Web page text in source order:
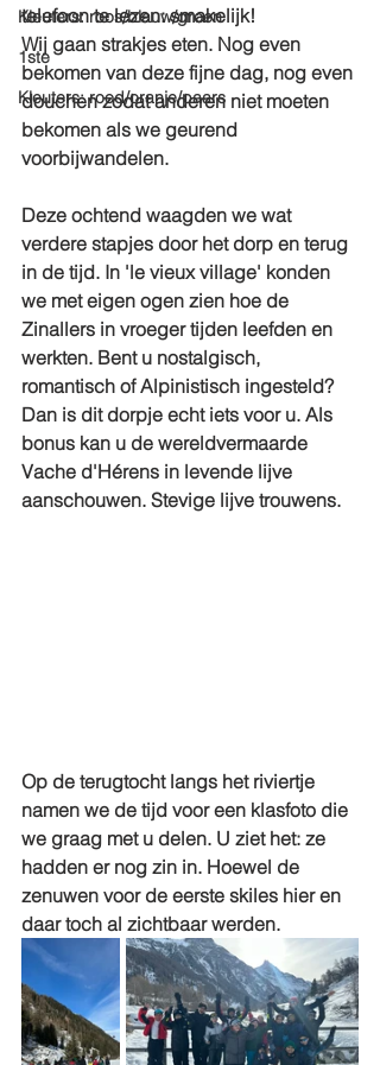
Kleuters: roos/blauw/groen
1ste
Kleuters: rood/oranje/paars
telefoon te lezen: smakelijk!
Wij gaan strakjes eten. Nog even
bekomen van deze fijne dag, nog even
douchen zodat anderen niet moeten
bekomen als we geurend
voorbijwandelen.
Deze ochtend waagden we wat
verdere stapjes door het dorp en terug
in de tijd. In 'le vieux village' konden
we met eigen ogen zien hoe de
Zinallers in vroeger tijden leefden en
werkten. Bent u nostalgisch,
romantisch of Alpinistisch ingesteld?
Dan is dit dorpje echt iets voor u. Als
bonus kan u de wereldvermaarde
Vache d'Hérens in levende lijve
aanschouwen. Stevige lijve trouwens.
Op de terugtocht langs het riviertje
namen we de tijd voor een klasfoto die
we graag met u delen. U ziet het: ze
hadden er nog zin in. Hoewel de
zenuwen voor de eerste skiles hier en
daar toch al zichtbaar werden.